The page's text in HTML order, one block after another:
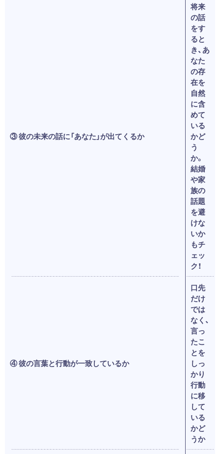
③ 彼の未来の話に「あなた」が出てくるか
将来
の話
をす
ると
き、あ
なた
の存
在を
自然
に含
めて
いる
かど
う
か。
結婚
や家
族の
話題
を避
けな
いか
もチ
ェッ
ク！
④ 彼の言葉と行動が一致しているか
口先
だけ
では
なく、
言っ
たこ
とを
しっ
かり
行動
に移
して
いる
かど
うか